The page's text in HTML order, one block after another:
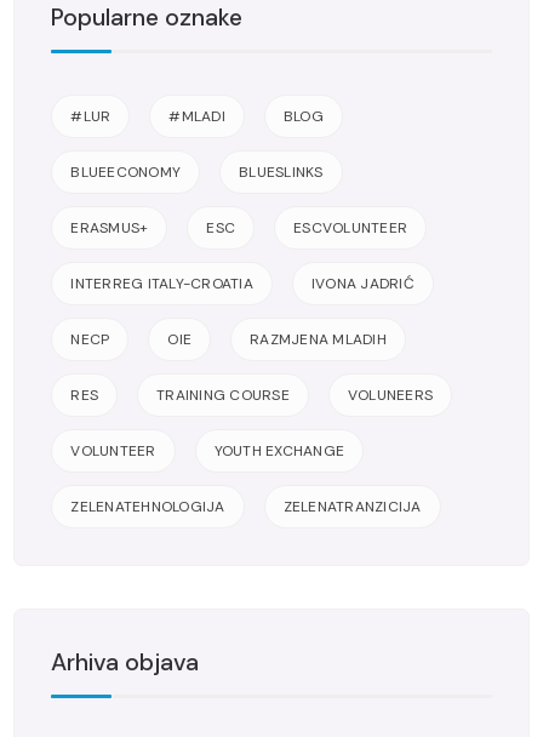
Popularne oznake
#LUR #MLADI BLOG
BLUEECONOMY BLUESLINKS
ERASMUS+ ESC ESCVOLUNTEER
INTERREG ITALY-CROATIA IVONA JADRIĆ
NECP OIE RAZMJENA MLADIH
RES TRAINING COURSE VOLUNEERS
VOLUNTEER YOUTH EXCHANGE
ZELENATEHNOLOGIJA ZELENATRANZICIJA
Arhiva objava